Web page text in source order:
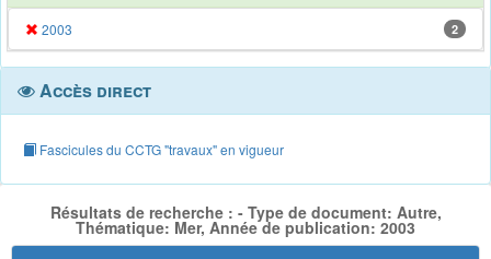
2003 2
Accès direct
Fascicules du CCTG "travaux" en vigueur
Résultats de recherche : - Type de document: Autre,
Thématique: Mer, Année de publication: 2003